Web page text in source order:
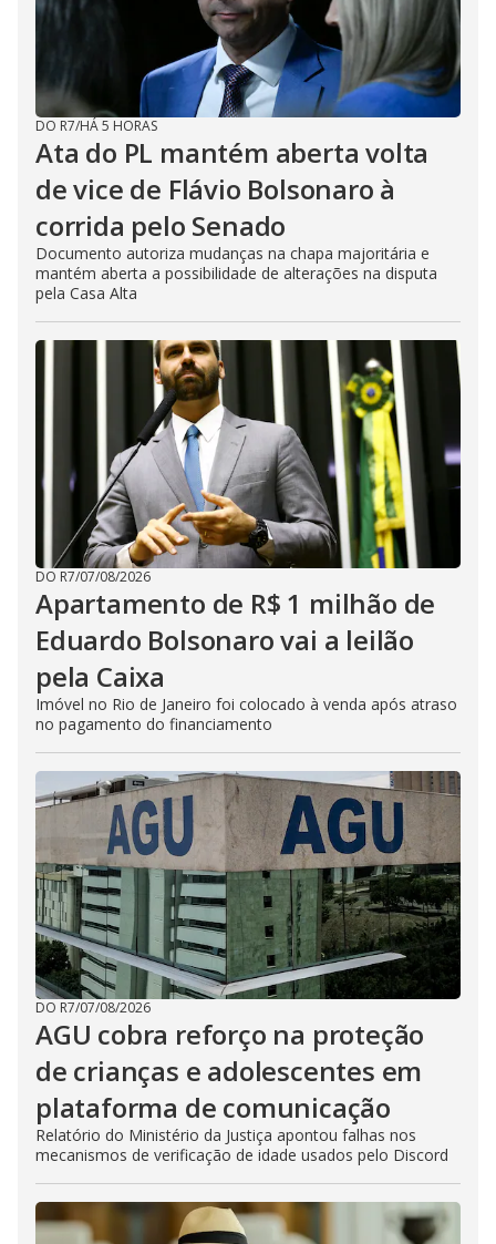
DO R7/HÁ 5 HORAS
Ata do PL mantém aberta volta
de vice de Flávio Bolsonaro à
corrida pelo Senado
Documento autoriza mudanças na chapa majoritária e
mantém aberta a possibilidade de alterações na disputa
pela Casa Alta
DO R7/07/08/2026
Apartamento de R$ 1 milhão de
Eduardo Bolsonaro vai a leilão
pela Caixa
Imóvel no Rio de Janeiro foi colocado à venda após atraso
no pagamento do financiamento
DO R7/07/08/2026
AGU cobra reforço na proteção
de crianças e adolescentes em
plataforma de comunicação
Relatório do Ministério da Justiça apontou falhas nos
mecanismos de verificação de idade usados pelo Discord